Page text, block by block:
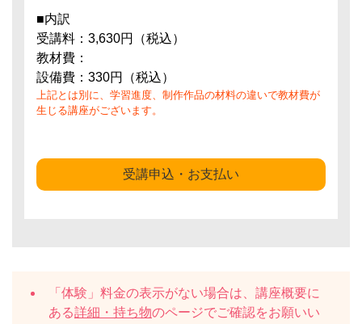
■内訳
受講料：3,630円（税込）
教材費：
設備費：330円（税込）
上記とは別に、学習進度、制作作品の材料の違いで教材費が
生じる講座がございます。
受講申込・お支払い
「体験」料金の表示がない場合は、講座概要に
ある詳細・持ち物のページでご確認をお願いい